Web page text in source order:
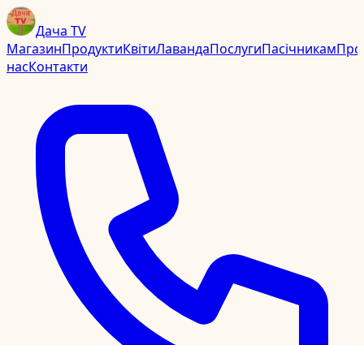
Дача TV
МагазинПродуктиКвітиЛавандаПослугиПасічникамПро
насКонтакти